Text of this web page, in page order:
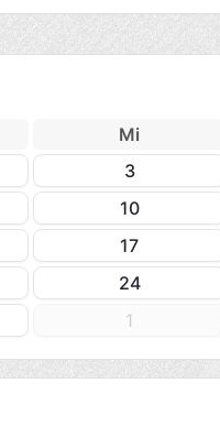
Mi
3
10
17
24
1